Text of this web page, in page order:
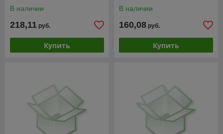
В наличии
218,11 руб.
Купить
В наличии
160,08 руб.
Купить